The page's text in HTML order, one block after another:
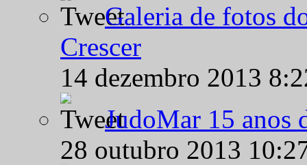
Galeria de fotos
Crescer
14 dezembro 2013
JudoMar 15 anos
28 outubro 2013